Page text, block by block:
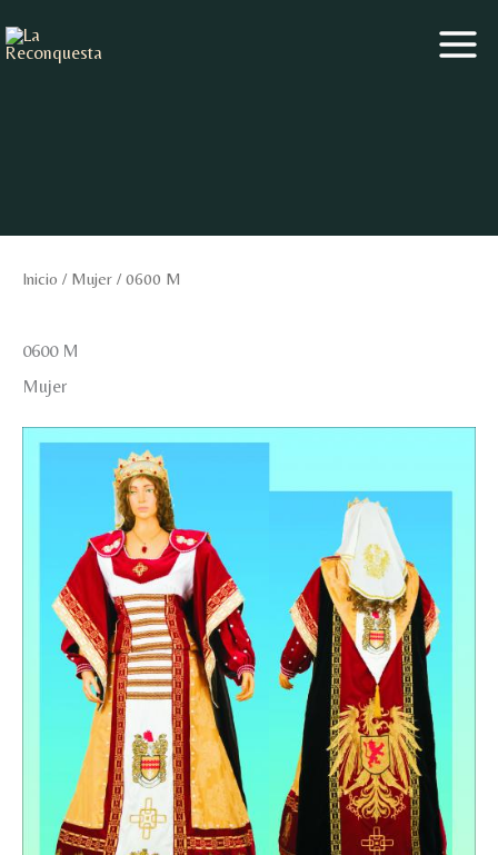
al
Inicio / Mujer / 0600 M
0600 M
Mujer